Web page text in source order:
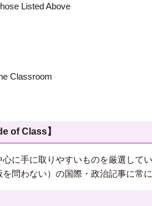
Listed Above
Classroom
of Class】
に手に取りやすいものを厳選して
問わない）の国際・政治記事に常